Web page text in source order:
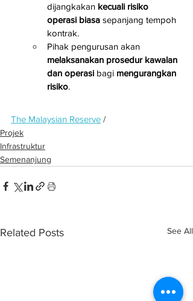
dijangkakan kecuali risiko
operasi biasa sepanjang tempoh
kontrak.
Pihak pengurusan akan
melaksanakan prosedur kawalan
dan operasi bagi mengurangkan
risiko.
The Malaysian Reserve /
Projek
Infrastruktur
Semenanjung
Related Posts See All